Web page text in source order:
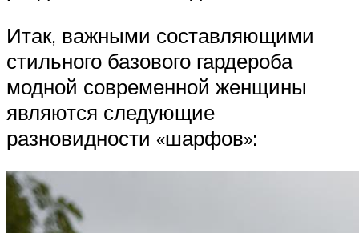
Итак, важными составляющими
стильного базового гардероба
модной современной женщины
являются следующие
разновидности «шарфов»: